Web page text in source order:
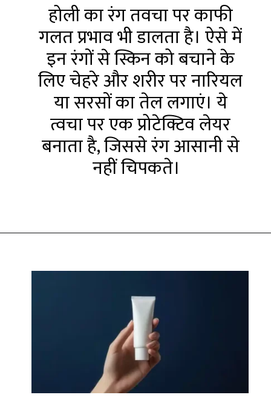
होली का रंग तवचा पर काफी
गलत प्रभाव भी डालता है। ऐसे में
इन रंगों से स्किन को बचाने के
लिए चेहरे और शरीर पर नारियल
या सरसों का तेल लगाएं। ये
त्वचा पर एक प्रोटेक्टिव लेयर
बनाता है, जिससे रंग आसानी से
नहीं चिपकते।